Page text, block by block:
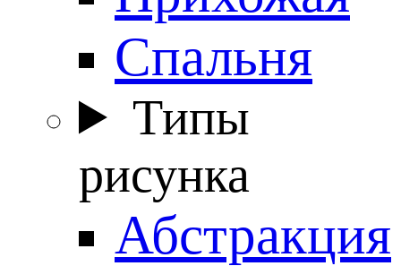
Спальня
Типы
рисунка
Абстракция